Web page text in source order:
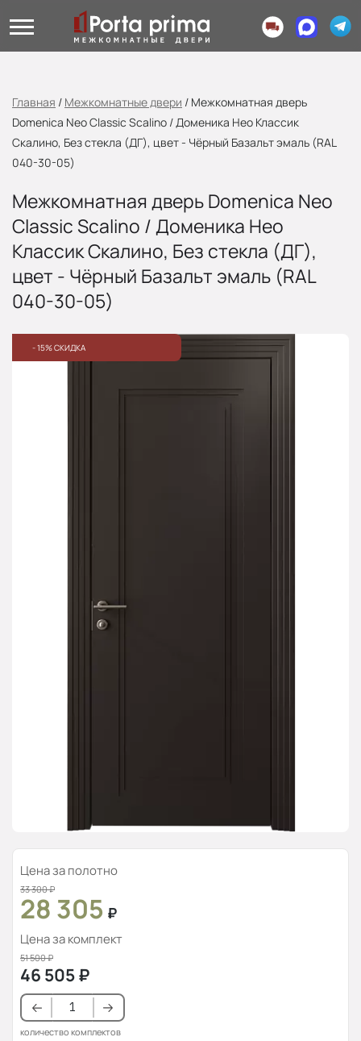
Главная / Межкомнатные двери / Межкомнатная дверь
Domenica Neo Classic Scalino / Доменика Нео Классик
Скалино, Без стекла (ДГ), цвет - Чёрный Базальт эмаль (RAL
040-30-05)
Межкомнатная дверь Domenica Neo
Classic Scalino / Доменика Нео
Классик Скалино, Без стекла (ДГ),
цвет - Чёрный Базальт эмаль (RAL
040-30-05)
- 15% СКИДКА
Цена за полотно
33 300₽
28 305 ₽
Цена за комплект
51 500₽
46 505₽
количество комплектов